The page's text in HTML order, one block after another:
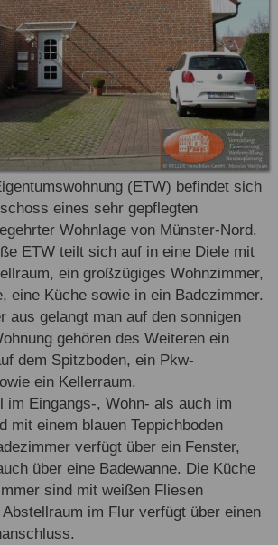
(ETW) befindet sich
eines sehr gepflegten
Wohnlage von Münster-Nord.
ETW teilt sich auf in eine Diele mit
ein großzügiges Wohnzimmer,
eine Küche sowie in ein Badezimmer.
aus gelangt man auf den sonnigen
gehören des Weiteren ein
dem Spitzboden, ein Pkw-
ein Kellerraum.
im Eingangs-, Wohn- als auch im
mit einem blauen Teppichboden
verfügt über ein Fenster,
über eine Badewanne. Die Küche
sind mit weißen Fliesen
im Flur verfügt über einen